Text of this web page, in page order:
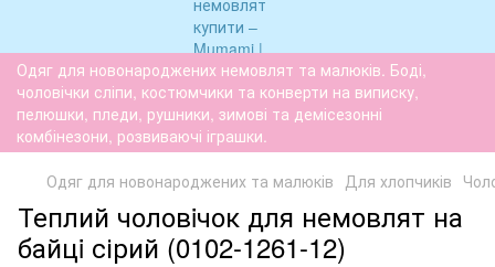
Одяг для новонароджених немовлят та малюків. Боді,
чоловічки сліпи, костюмчики та конверти на виписку,
пелюшки, пледи, рушники, зимові та демісезонні
комбінезони, розвиваючі іграшки.
Одяг для новонароджених та малюків Для хлопчиків
Теплий чоловiчок для немовлят на
байцi сірий (0102-1261-12)